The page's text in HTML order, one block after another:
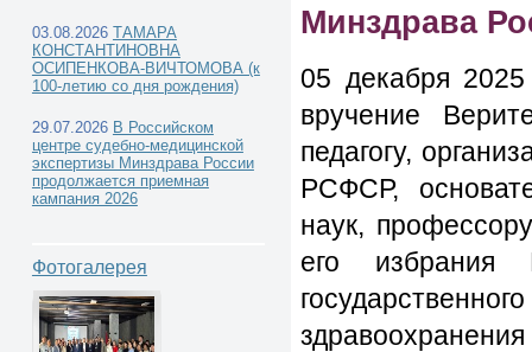
03.08.2026 ТАМАРА
КОНСТАНТИНОВНА
ОСИПЕНКОВА-ВИЧТОМОВА (к
100-летию со дня рождения)
29.07.2026 В Российском
центре судебно-медицинской
экспертизы Минздрава России
продолжается приемная
кампания 2026
Фотогалерея
Минздрава
05 декабря
вручение
педагогу,
РСФСР,
наук,
его избрания